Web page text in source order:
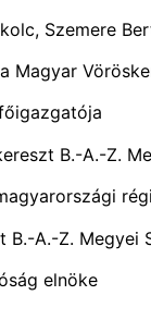
Szemere
Magyar
B.-A.-
B.-A.-Z. Megyei
elnöke